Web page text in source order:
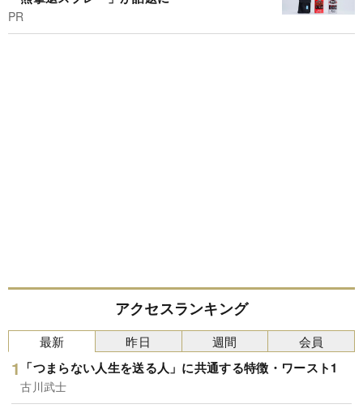
PR
アクセスランキング
最新
「つまらない人生を送る人」に共通する特徴・ワースト1
古川武士
昨日 週間 会員